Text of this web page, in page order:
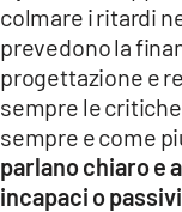
colmare i ritardi
prevedono la
progettazione e
sempre le
sempre e come
parlano chiaro e
incapaci o